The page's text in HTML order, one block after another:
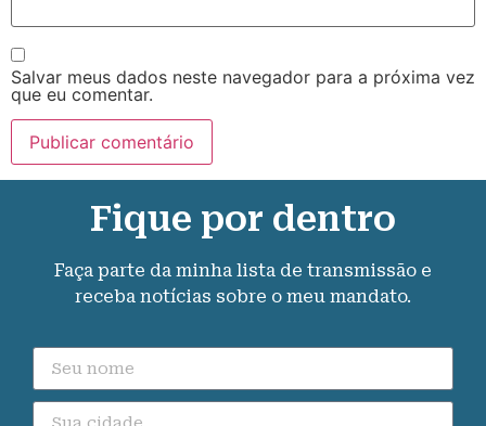
Salvar meus dados neste navegador para a próxima vez
que eu comentar.
Fique por dentro
Faça parte da minha lista de transmissão e
receba notícias sobre o meu mandato.